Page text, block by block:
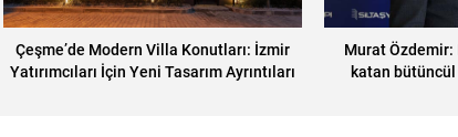
Çeşme’de Modern Villa Konutları: İzmir
Yatırımcıları İçin Yeni Tasarım Ayrıntıları
Murat
katan bütüncül